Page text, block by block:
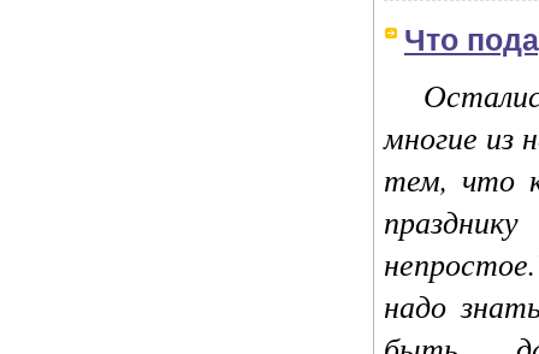
Что
многие из
тем, что
надо